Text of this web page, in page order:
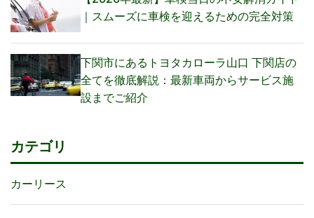
｜スムーズに車検を迎えるための完全対策
下関市にあるトヨタカローラ山口 下関店の
全てを徹底解説：最新車両からサービス施
設までご紹介
カテゴリ
カーリース